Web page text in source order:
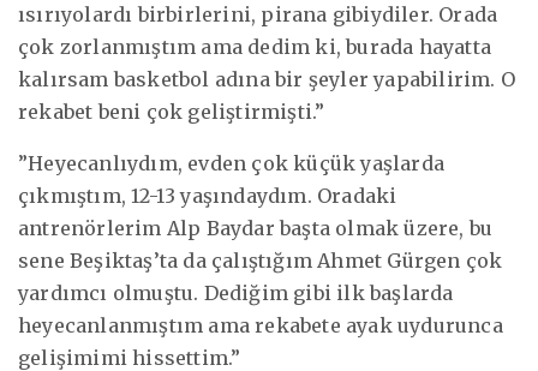
ısırıyolardı birbirlerini, pirana gibiydiler. Orada
çok zorlanmıştım ama dedim ki, burada hayatta
kalırsam basketbol adına bir şeyler yapabilirim. O
rekabet beni çok geliştirmişti.”
”Heyecanlıydım, evden çok küçük yaşlarda
çıkmıştım, 12-13 yaşındaydım. Oradaki
antrenörlerim Alp Baydar başta olmak üzere, bu
sene Beşiktaş’ta da çalıştığım Ahmet Gürgen çok
yardımcı olmuştu. Dediğim gibi ilk başlarda
heyecanlanmıştım ama rekabete ayak uydurunca
gelişimimi hissettim.”